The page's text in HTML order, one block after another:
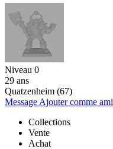
Niveau 0
29 ans
Quatzenheim (67)
Message Ajouter comme ami
Collections
Vente
Achat